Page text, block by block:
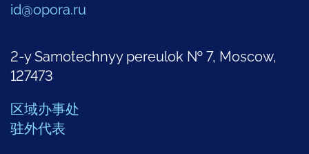
id@opora.ru
2-y Samotechnyy pereulok № 7, Moscow,
127473
区域办事处
驻外代表